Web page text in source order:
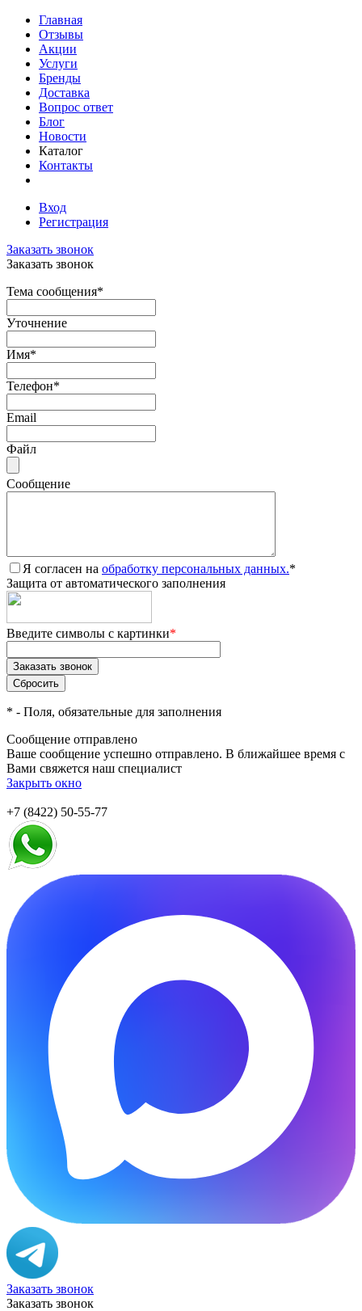
Главная
Отзывы
Акции
Услуги
Бренды
Доставка
Вопрос ответ
Блог
Новости
Каталог
Контакты
Вход
Регистрация
Заказать звонок
Заказать звонок
Тема сообщения*
Уточнение
Имя*
Телефон*
Email
Файл
Сообщение
Я согласен на обработку персональных данных.*
Защита от автоматического заполнения
Введите символы с картинки*
* - Поля, обязательные для заполнения
Сообщение отправлено
Ваше сообщение успешно отправлено. В ближайшее время с
Вами свяжется наш специалист
Закрыть окно
+7 (8422) 50-55-77
Заказать звонок
Заказать звонок